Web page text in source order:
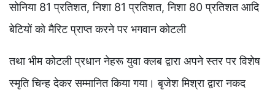
सोनिया 81 प्रतिशत, निशा 81 प्रतिशत, निशा 80 प्रतिशत आदि
बेटियों को मैरिट प्राप्त करने पर भगवान कोटली
तथा भीम कोटली प्रधान नेहरू युवा क्लब द्वारा अपने स्तर पर विशेष
स्मृति चिन्ह देकर सम्मानित किया गया। बृजेश मिश्रा द्वारा नकद